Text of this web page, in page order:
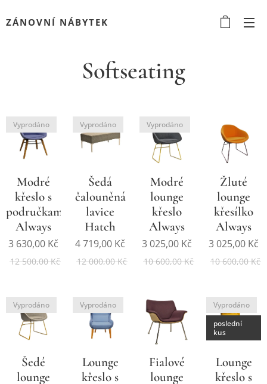
ZÁNOVNÍ NÁBYTEK
Softseating
Modré
křeslo s
područkami
Always
Vyprodáno
3 630,00 Kč
12 500,00Kč
Šedá
čalouněná
lavice
Hatch
Vyprodáno
4 719,00 Kč
12 000,00Kč
Modré
lounge
křeslo
Always
Vyprodáno
3 025,00 Kč
10 600,00Kč
Žluté
lounge
křesílko
Always
3 025,00 Kč
10 600,00Kč
Šedé
lounge
Vyprodáno
Lounge
křeslo s
Vyprodáno
Fialové
lounge
Lounge
křeslo s
Vyprodáno
poslední
kus